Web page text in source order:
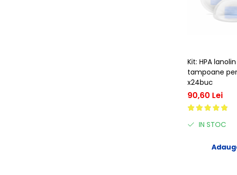
Kit: HPA
tampoane
x24buc
90,60 Lei
IN STOC